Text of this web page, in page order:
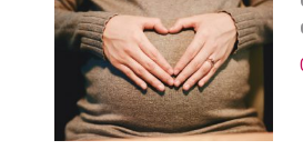
về